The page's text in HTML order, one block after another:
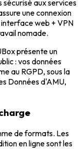
sécurisé aux services
une connexion
web + VPN
nomade.
présente un
: vos données
au RGPD, sous la
Données d'AMU,
de formats. Les
en ligne sont les